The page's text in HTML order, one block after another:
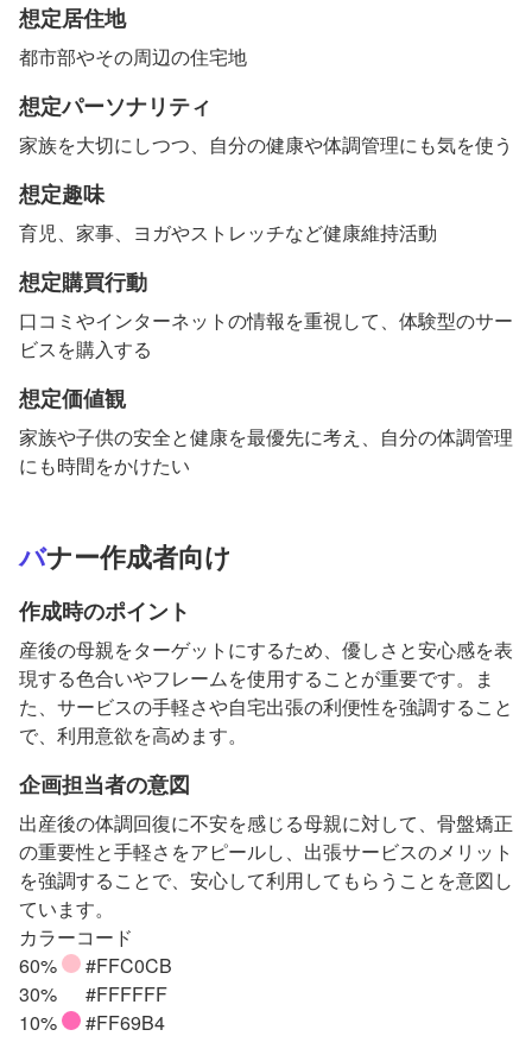
想定居住地
都市部やその周辺の住宅地
想定パーソナリティ
家族を大切にしつつ、自分の健康や体調管理にも気を使う
想定趣味
育児、家事、ヨガやストレッチなど健康維持活動
想定購買行動
口コミやインターネットの情報を重視して、体験型のサー
ビスを購入する
想定価値観
家族や子供の安全と健康を最優先に考え、自分の体調管理
にも時間をかけたい
バナー作成者向け
作成時のポイント
産後の母親をターゲットにするため、優しさと安心感を表
現する色合いやフレームを使用することが重要です。ま
た、サービスの手軽さや自宅出張の利便性を強調すること
で、利用意欲を高めます。
企画担当者の意図
出産後の体調回復に不安を感じる母親に対して、骨盤矯正
の重要性と手軽さをアピールし、出張サービスのメリット
を強調することで、安心して利用してもらうことを意図し
ています。
カラーコード
60%
#FFC0CB
30%
#FFFFFF
10%
#FF69B4